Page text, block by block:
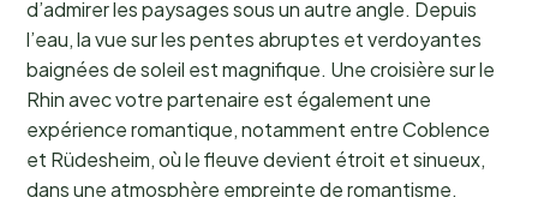
d’admirer les paysages sous un autre angle. Depuis
l’eau, la vue sur les pentes abruptes et verdoyantes
baignées de soleil est magnifique. Une croisière sur le
Rhin avec votre partenaire est également une
expérience romantique, notamment entre Coblence
et Rüdesheim, où le fleuve devient étroit et sinueux,
dans une atmosphère empreinte de romantisme.